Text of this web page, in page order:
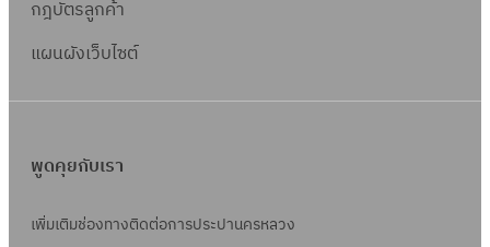
กฎบัตรลูกค้า
แผนผังเว็บไซต์
พูดคุยกับเรา
เพิ่มเติมช่องทางติดต่อการประปานครหลวง